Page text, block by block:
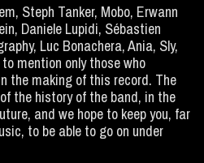
Steph Tanker, Mobo, Erwann
Daniele Lupidi, Sébastien
Luc Bonachera, Ania, Sly,
mention only those who
the making of this record. The
the history of the band, in the
and we hope to keep you, far
to be able to go on under